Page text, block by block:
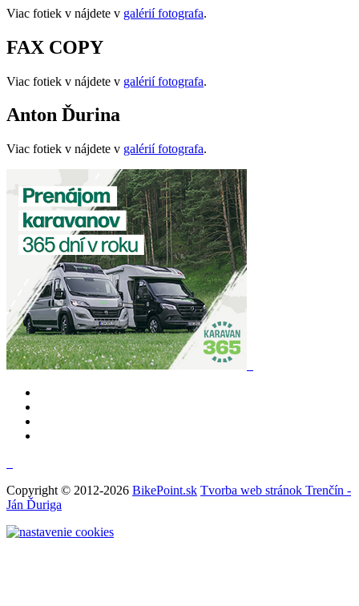
Viac fotiek v nájdete v galérií fotografa.
FAX COPY
Viac fotiek v nájdete v galérií fotografa.
Anton Ďurina
Viac fotiek v nájdete v galérií fotografa.
Copyright © 2012-2026 BikePoint.sk Tvorba web stránok Trenčín -
Ján Ďuriga